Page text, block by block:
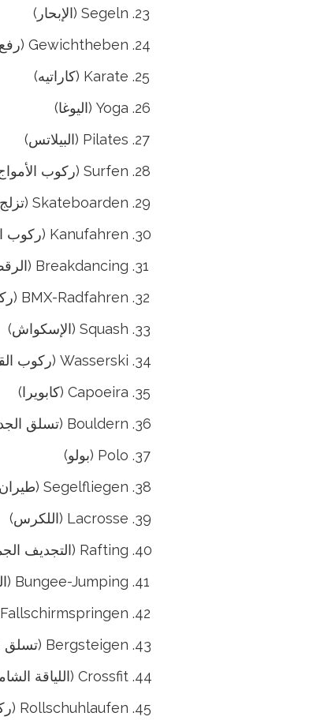
Segeln (الإبحار)
Gewichtheben (رفع الأثقال)
Karate (كاراتيه)
Yoga (اليوغا)
Pilates (البيلاتس)
Surfen (ركوب الأمواج)
Skateboarden (تزلج على اللوح)
Kanufahren (ركوب القوارب)
Breakdancing (الرقص الحديث)
BMX-Radfahren (ركوب الدراجات النارية)
Squash (الإسكواش)
Wasserski (ركوب القوارب المائية)
Capoeira (كابويرا)
Bouldern (تسلق الجدران)
Polo (بولو)
Segelfliegen (طيران شراعي)
Lacrosse (اللكرس)
Rafting (التجديف الجماعي)
Bungee-Jumping (القفز بالنادل المرتفع)
Fallschirmspringen (القفز بالمظلات)
Bergsteigen (تسلق الجبال)
Crossfit (اللياقة الشاملة)
Rollschuhlaufen (ركوب الزلاجات)